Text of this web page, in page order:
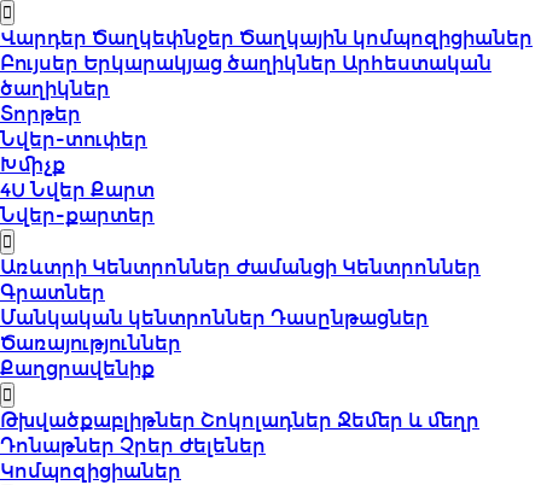
Վարդեր Ծաղկեփնջեր Ծաղկային կոմպոզիցիաներ
Բույսեր Երկարակյաց ծաղիկներ Արհեստական
ծաղիկներ
Տորթեր
Նվեր-տուփեր
Խմիչք
4U Նվեր Քարտ
Նվեր-քարտեր
Առևտրի Կենտրոններ Ժամանցի Կենտրոններ
Գրատներ
Մանկական կենտրոններ Դասընթացներ
Ծառայություններ
Քաղցրավենիք
Թխվածքաբլիթներ Շոկոլադներ Ջեմեր և մեղր
Դոնաթներ Չրեր Ժելեներ
Կոմպոզիցիաներ